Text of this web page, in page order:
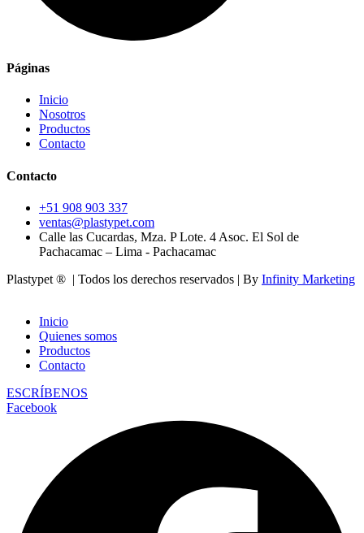
Páginas
Inicio
Nosotros
Productos
Contacto
Contacto
+51 908 903 337
ventas@plastypet.com
Calle las Cucardas, Mza. P Lote. 4 Asoc. El Sol de
Pachacamac – Lima - Pachacamac
Plastypet ® | Todos los derechos reservados | By Infinity Marketing
Inicio
Quienes somos
Productos
Contacto
ESCRÍBENOS
Facebook